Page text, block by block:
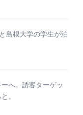
島根大学の学生が泊
へ。誘客ターゲッ
。